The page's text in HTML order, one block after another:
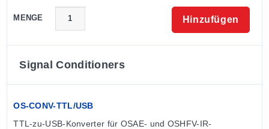
MENGE Hinzufügen
Signal Conditioners
OS-CONV-TTL/USB
TTL-zu-USB-Konverter für OSAE- und OSHFV-IR-